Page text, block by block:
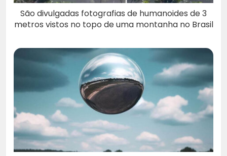
São divulgadas fotografias de humanoides de 3
metros vistos no topo de uma montanha no Brasil